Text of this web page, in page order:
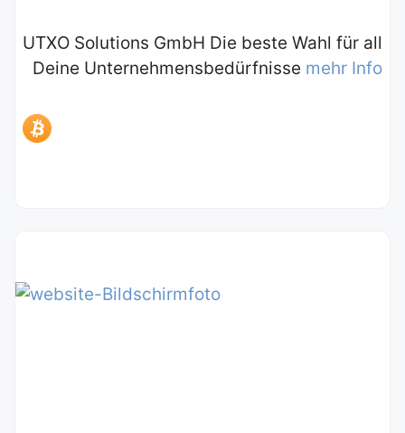
UTXO Solutions GmbH Die beste Wahl für all
Deine Unternehmensbedürfnisse mehr Info